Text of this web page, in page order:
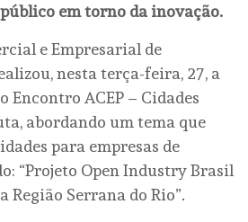
em torno da inovação.
e Empresarial de
nesta terça-feira, 27, a
Encontro ACEP – Cidades
abordando um tema que
para empresas de
“Projeto Open Industry Brasil
Região Serrana do Rio”.